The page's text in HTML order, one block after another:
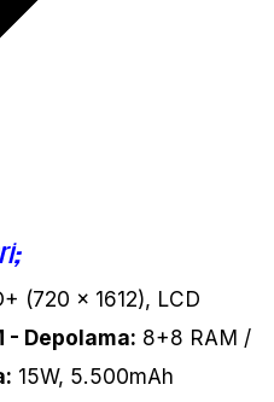
(720 x 1612), LCD
- Depolama: 8+8 RAM /
15W, 5.500mAh